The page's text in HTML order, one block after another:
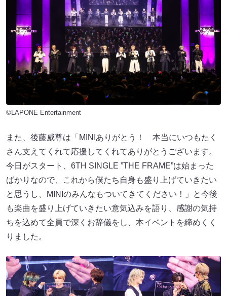
©LAPONE Entertainment
また、後藤威尊は「MINIありがとう！ 本当にいつもたく
さん支えてくれて応援してくれてありがとうございます。
今日がスタート、6TH SINGLE ”THE FRAME”は始まった
ばかりなので、これから僕たち自身も盛り上げていきたい
と思うし、MINIのみんなもついてきてください！」と今後
も楽曲を盛り上げていきたい意気込みを語り、感謝の気持
ちを込めて全員で深くお辞儀をし、本イベントを締めくく
りました。